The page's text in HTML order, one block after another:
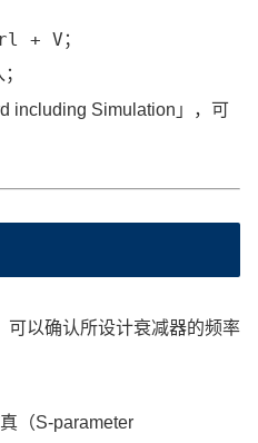
+ V ；
including Simulation」，可
可以确认所设计衰减器的频率
（S-parameter